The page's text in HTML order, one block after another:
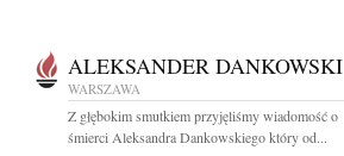
ALEKSANDER DANKOWSKI
WARSZAWA
Z głębokim smutkiem przyjęliśmy wiadomość o
śmierci Aleksandra Dankowskiego który od...